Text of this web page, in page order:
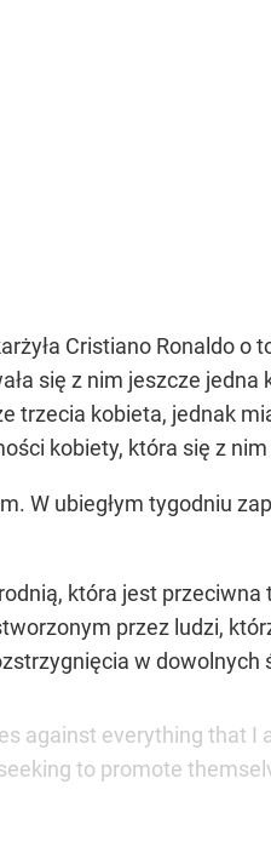
Cristiano Ronaldo o
się z nim jeszcze jedna
trzecia kobieta, jednak
kobiety, która się z
W ubiegłym tygodniu
która jest przeciwna
przez ludzi,
w dowolnych
against everything that I
to promote